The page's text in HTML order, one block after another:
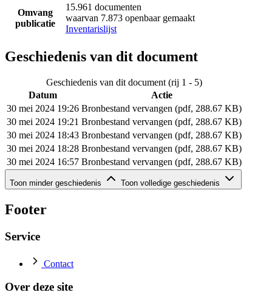
Omvang
publicatie
15.961 documenten
waarvan 7.873 openbaar gemaakt
Inventarislijst
Geschiedenis van dit document
Geschiedenis van dit document (rij 1 - 5)
Datum
Actie
30 mei 2024 19:26 Bronbestand vervangen (pdf, 288.67 KB)
30 mei 2024 19:21 Bronbestand vervangen (pdf, 288.67 KB)
30 mei 2024 18:43 Bronbestand vervangen (pdf, 288.67 KB)
30 mei 2024 18:28 Bronbestand vervangen (pdf, 288.67 KB)
30 mei 2024 16:57 Bronbestand vervangen (pdf, 288.67 KB)
Geschiedenis van dit document (rij 6 - 8)
Datum
Actie
30 mei 2024 15:10
Toon minder geschiedenis Toon volledige geschiedenis
Footer
Service
Contact
Over deze site